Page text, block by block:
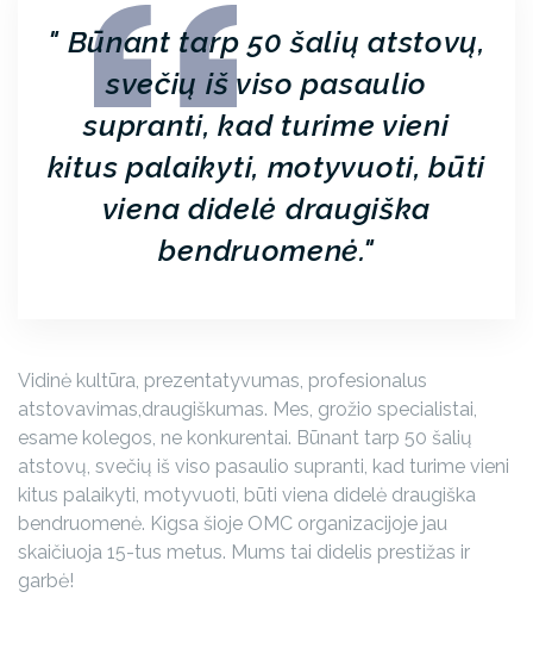
Būnant tarp 50 šalių atstovų,
svečių iš viso pasaulio
supranti, kad turime vieni
kitus palaikyti, motyvuoti, būti
viena didelė draugiška
bendruomenė.
Vidinė kultūra, prezentatyvumas, profesionalus
atstovavimas,draugiškumas. Mes, grožio specialistai,
esame kolegos, ne konkurentai. Būnant tarp 50 šalių
atstovų, svečių iš viso pasaulio supranti, kad turime vieni
kitus palaikyti, motyvuoti, būti viena didelė draugiška
bendruomenė. Kigsa šioje OMC organizacijoje jau
skaičiuoja 15-tus metus. Mums tai didelis prestižas ir
garbė!